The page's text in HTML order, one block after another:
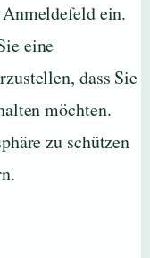
ein.
eine
dass Sie
möchten.
zu schützen